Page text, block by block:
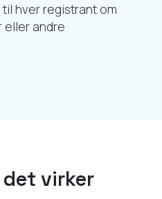
hver registrant om
eller andre
det virker